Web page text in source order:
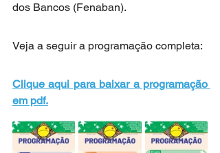
dos Bancos (Fenaban).
Veja a seguir a programação completa:
Clique aqui para baixar a programação
em pdf.